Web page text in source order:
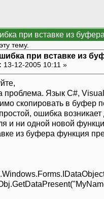
при вставке из
тему.
при вставке из
: 13-12-2005 10:11 »
проблема. Язык C#,
скопировать в буфер
ошибка
и ни одной новой
из буфера функция